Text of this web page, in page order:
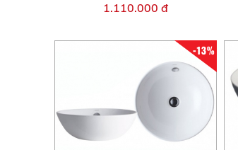
1.110.000 đ
-13%